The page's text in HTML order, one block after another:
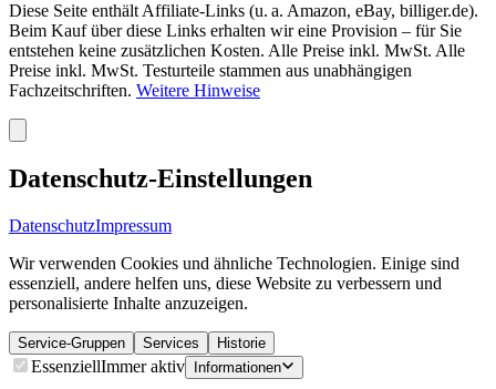
Diese Seite enthält Affiliate-Links (u. a. Amazon, eBay, billiger.de).
Beim Kauf über diese Links erhalten wir eine Provision – für Sie
entstehen keine zusätzlichen Kosten. Alle Preise inkl. MwSt. Alle
Preise inkl. MwSt. Testurteile stammen aus unabhängigen
Fachzeitschriften. Weitere Hinweise
Datenschutz-Einstellungen
DatenschutzImpressum
Wir verwenden Cookies und ähnliche Technologien. Einige sind
essenziell, andere helfen uns, diese Website zu verbessern und
personalisierte Inhalte anzuzeigen.
Service-Gruppen Services Historie
EssenziellImmer aktiv Informationen